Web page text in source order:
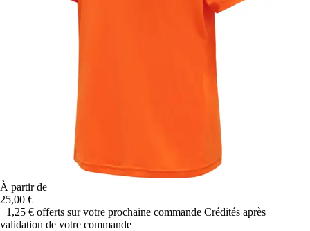
À partir de
25,00 €
+1,25 € offerts sur votre prochaine commande Crédités après
validation de votre commande